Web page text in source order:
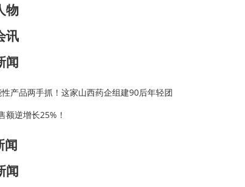
物
讯
闻
产品两手抓！这家山西药企组建90后年轻团
额逆增长25%！
闻
闻